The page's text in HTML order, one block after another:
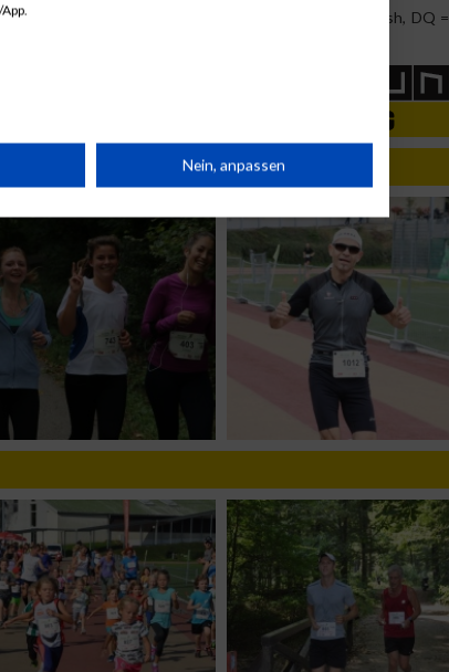
Position, DNS = Did not start, DNF = Did not finish, DQ =
Nein, anpassen